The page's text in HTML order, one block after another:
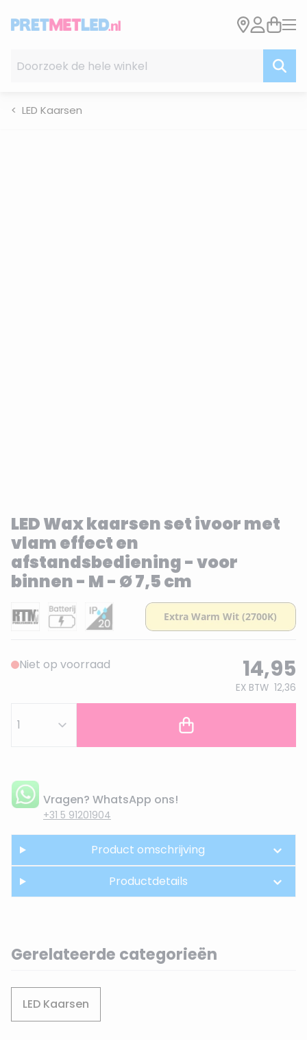
LED Kaarsen
LED Wax kaarsen set ivoor met
vlam effect en
afstandsbediening - voor
binnen - M - Ø 7,5 cm
Niet op voorraad 14,95
EX BTW 12,36
Vragen? WhatsApp ons!
+31 5 91201904
Product omschrijving
Productdetails
Gerelateerde categorieën
LED Kaarsen